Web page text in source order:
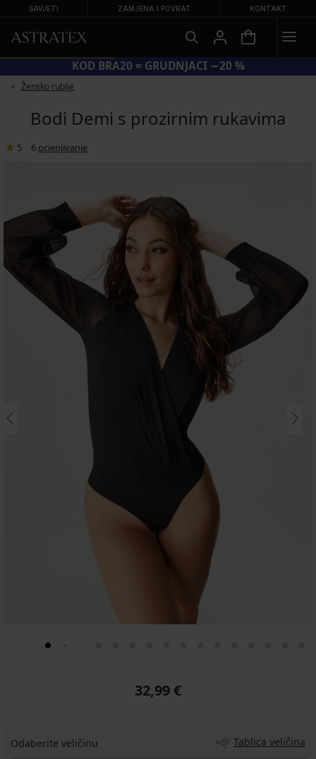
SAVJETI ZAMJENA I POVRAT KONTAKT
KOD BRA20 = GRUDNJACI −20 %
Žensko rublje
Bodi Demi s prozirnim rukavima
5 6 ocjenjivanje
32,99 €
Odaberite veličinu Tablica veličina